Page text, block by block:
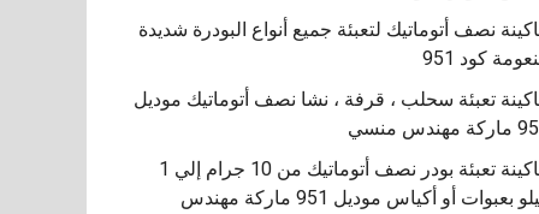
نصف أتوماتيك لتعبئة جميع أنواع البودرة شديدة
كود 951
تعبئة سحلب ، قرفة ، نشا نصف أتوماتيك موديل
مهندس منسي
ماكينة تعبئة بودر نصف أتوماتيك من 10 جرام إلي 1
كيلو بعبوات أو أكياس موديل 951 ماركة مهندس